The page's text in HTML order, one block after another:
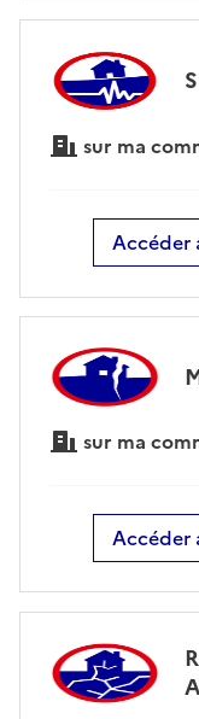
sur ma
Accéder
sur ma
Accéder